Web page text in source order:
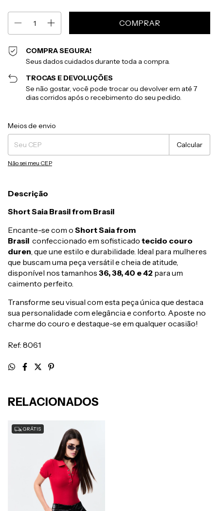
COMPRA SEGURA!
Seus dados cuidados durante toda a compra.
TROCAS E DEVOLUÇÕES
Se não gostar, você pode trocar ou devolver em até 7
dias corridos após o recebimento do seu pedido.
Entregas para o CEP:
Meios de envio
Calcular
Não sei meu CEP
Descrição
Short Saia Brasil from Brasil
Encante-se com o Short Saia from
Brasil confeccionado em sofisticado tecido couro
duren, que une estilo e durabilidade. Ideal para mulheres
que buscam uma peça versátil e cheia de atitude,
disponível nos tamanhos 36, 38, 40 e 42 para um
caimento perfeito.
Transforme seu visual com esta peça única que destaca
sua personalidade com elegância e conforto. Aposte no
charme do couro e destaque-se em qualquer ocasião!
Ref: 8061
RELACIONADOS
GRÁTIS